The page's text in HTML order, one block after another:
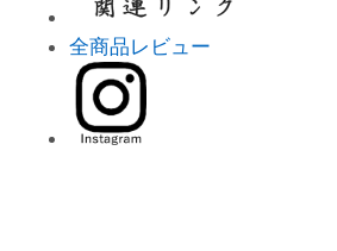
全商品レビュー